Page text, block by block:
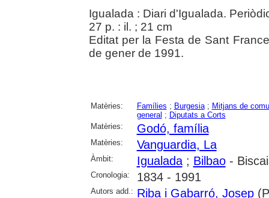
Igualada : Diari d'Igualada.
27 p. : il. ; 21 cm
Editat per la Festa de Sant
de gener de 1991.
Matèries: Famílies ; Burgesia; Mitjans de
general ; Diputats a Corts
Matèries:
Godó, família
Matèries: Vanguardia, La
Àmbit: Igualada; Bilbao-
Cronologia: 1834 - 1991
Autors add.: Riba i Gabarró, Josep